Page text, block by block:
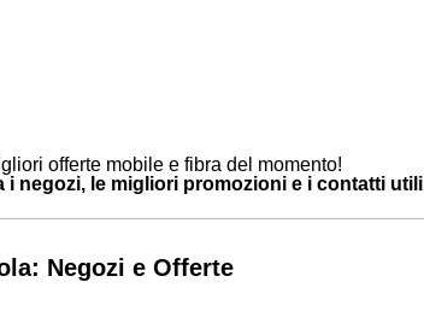
offerte mobile e fibra del momento!
i negozi, le migliori promozioni e i contatti utili
Negozi e Offerte